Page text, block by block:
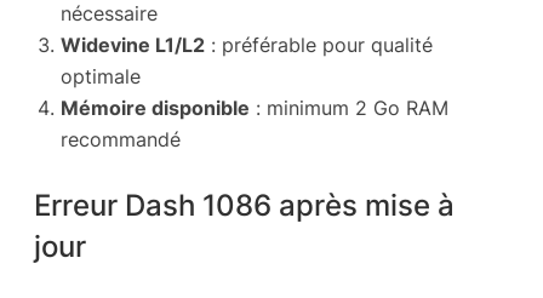
nécessaire
Widevine L1/L2 : préférable pour qualité
optimale
Mémoire disponible : minimum 2 Go RAM
recommandé
Erreur Dash 1086 après mise à
jour